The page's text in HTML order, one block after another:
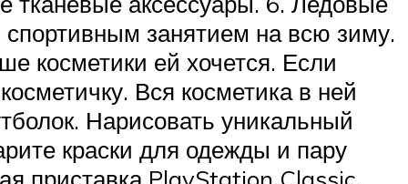
занятием на всю зиму.
косметики ей хочется. Если
Вся косметика в ней
Нарисовать уникальный
краски для одежды и пару
приставка PlayStation Classic.